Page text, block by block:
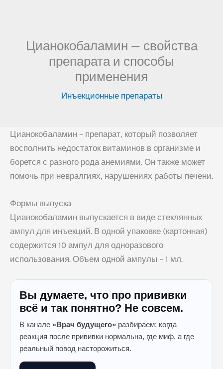
Цианокобаламин — свойства
препарата и способы
применения
Инъекционные препараты
Цианокобаламин – препарат, который позволяет
восполнить недостаток витаминов в организме и
борется с разного рода анемиями. Он также может
помочь при невралгиях, нарушениях работы печени.
Формы выпуска
Цианокобаламин выпускается в виде стеклянных
ампул для инъекций. В одной упаковке (картонная)
содержится 10 ампул для одноразового
использования. Объем одной ампулы – 1 мл.
Вы думаете, что про прививки
всё и так понятно? Не совсем.
В канале «Врач будущего» разбираем: когда
реакция после прививки нормальна, где миф, а где
реальный повод насторожиться.